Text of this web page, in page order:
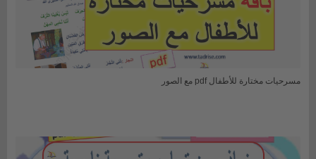
مسرحيات مختارة للأطفال pdf مع الصور